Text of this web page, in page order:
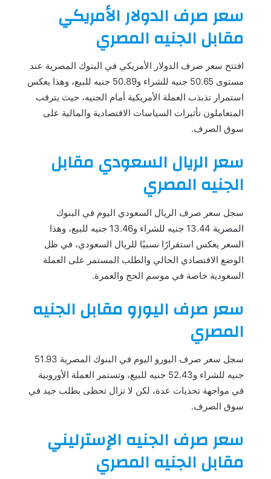
سعر صرف الدولار الأمريكي
مقابل الجنيه المصري
افتتح سعر صرف الدولار الأمريكي في البنوك المصرية عند
مستوى 50.65 جنيه للشراء و50.89 جنيه للبيع، وهذا يعكس
استمرار تذبذب العملة الأمريكية أمام الجنيه، حيث يترقب
المتعاملون تأثيرات السياسات الاقتصادية والمالية على
سوق الصرف.
سعر الريال السعودي مقابل
الجنيه المصري
سجل سعر صرف الريال السعودي اليوم في البنوك
المصرية 13.44 جنيه للشراء و13.46 جنيه للبيع، وهذا
السعر يعكس استقرارًا نسبيًا للريال السعودي، في ظل
الوضع الاقتصادي الحالي والطلب المستمر على العملة
السعودية خاصة في موسم الحج والعمرة.
سعر صرف اليورو مقابل الجنيه
المصري
سجل سعر صرف اليورو اليوم في البنوك المصرية 51.93
جنيه للشراء و52.43 جنيه للبيع، وتستمر العملة الأوروبية
في مواجهة تحديات عدة، لكن لا تزال تحظى بطلب جيد في
سوق الصرف.
سعر صرف الجنيه الإسترليني
مقابل الجنيه المصري